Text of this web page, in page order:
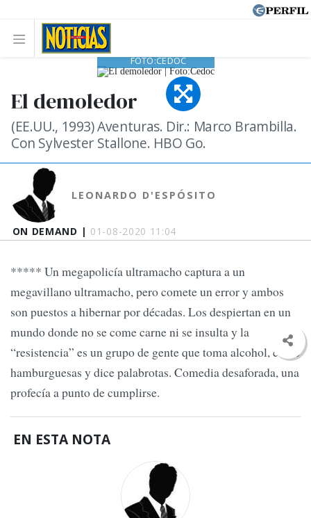
ON DEMAND | 01-08-2020 11:04
El demoledor
(EE.UU., 1993) Aventuras. Dir.: Marco Brambilla.
Con Sylvester Stallone. HBO Go.
LEONARDO D'ESPÓSITO
FOTO:CEDOC
***** Un megapolicía ultramacho captura a un
megavillano ultramacho, pero comete un error y ambos
son puestos a hibernar por décadas. Los despiertan en un
mundo donde no se come carne ni se insulta y la
“resistencia” es un grupo de gente que toma alcohol, come
hamburguesas y dice palabrotas. Comedia desaforada, una
profecía a punto de cumplirse.
EN ESTA NOTA